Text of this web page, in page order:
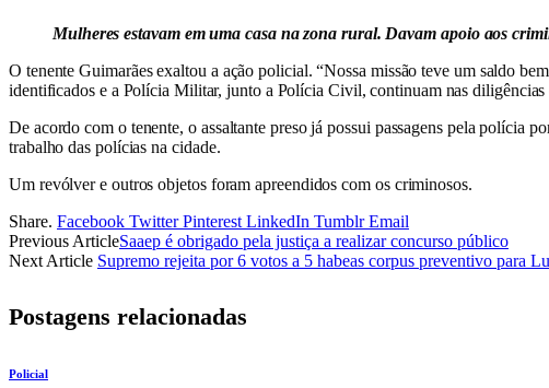
Mulheres estavam em uma casa na zona rural. Davam apoio aos
O tenente Guimarães exaltou a ação policial. “Nossa missão teve um saldo
identificados e a Polícia Militar, junto a Polícia Civil, continuam nas
De acordo com o tenente, o assaltante preso já possui passagens pela polícia
trabalho das polícias na cidade.
Um revólver e outros objetos foram apreendidos com os criminosos.
Share. Facebook Twitter Pinterest LinkedIn Tumblr Email
Previous ArticleSaaep é obrigado pela justiça a realizar concurso público
Next Article Supremo rejeita por 6 votos a 5 habeas corpus preventivo para
Postagens relacionadas
Policial